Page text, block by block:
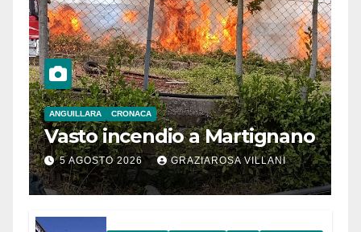
ANGUILLARA CRONACA
Vasto incendio a Martignano
5 AGOSTO 2026 GRAZIAROSA VILLANI